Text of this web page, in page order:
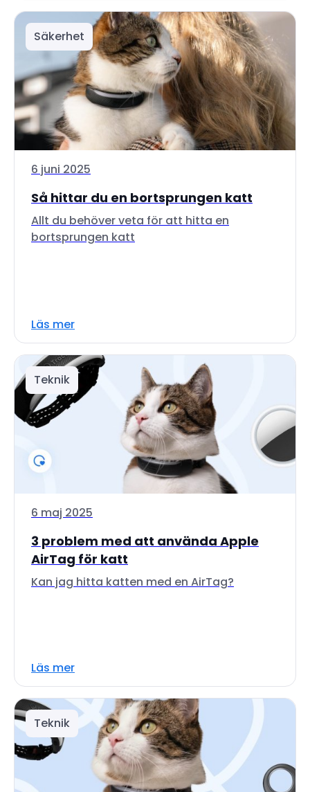
Säkerhet
6 juni 2025
Så hittar du en bortsprungen katt
Allt du behöver veta för att hitta en
bortsprungen katt
Läs mer
Teknik
6 maj 2025
3 problem med att använda Apple
AirTag för katt
Kan jag hitta katten med en AirTag?
Läs mer
Teknik